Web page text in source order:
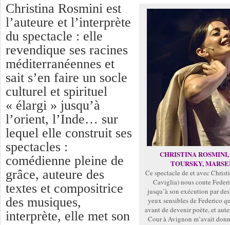
CHRISTINA
TOURSKY,
Ce spectacle de et avec
Caviglia) nous conte
jusqu’à son exécution par
yeux sensibles de Federico
avant de devenir poète, et
Cour à Avignon m’avait
Christina Rosmini est
l’auteure et l’interprète
du spectacle : elle
revendique ses racines
méditerranéennes et
sait s’en faire un socle
culturel et spirituel
« élargi » jusqu’à
l’orient, l’Inde… sur
lequel elle construit ses
spectacles :
comédienne pleine de
grâce, auteure des
textes et compositrice
des musiques,
interprète, elle met son